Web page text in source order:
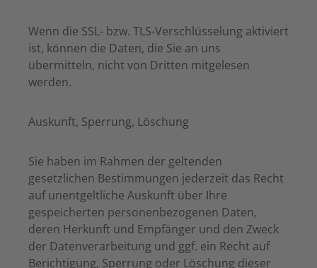
Wenn die SSL- bzw. TLS-Verschlüsselung aktiviert
ist, können die Daten, die Sie an uns
übermitteln, nicht von Dritten mitgelesen
werden.
Auskunft, Sperrung, Löschung
Sie haben im Rahmen der geltenden
gesetzlichen Bestimmungen jederzeit das Recht
auf unentgeltliche Auskunft über Ihre
gespeicherten personenbezogenen Daten,
deren Herkunft und Empfänger und den Zweck
der Datenverarbeitung und ggf. ein Recht auf
Berichtigung, Sperrung oder Löschung dieser